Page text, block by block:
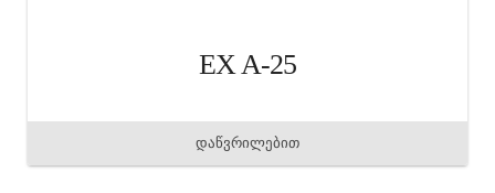
EX A-25
დაწვრილებით